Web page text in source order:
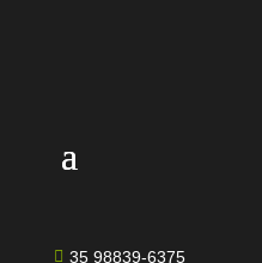
 35 98839-6375